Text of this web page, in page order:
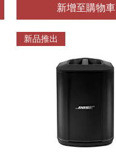
新增至購物車
新品推出